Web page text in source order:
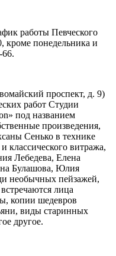
работы Певческого
кроме понедельника и
проспект, д. 9)
работ Студии
под названием
произведения,
Сенько в технике
классического витража,
Лебедева, Елена
Булашова, Юлия
необычных пейзажей,
лица
копии шедевров
виды старинных
другое.